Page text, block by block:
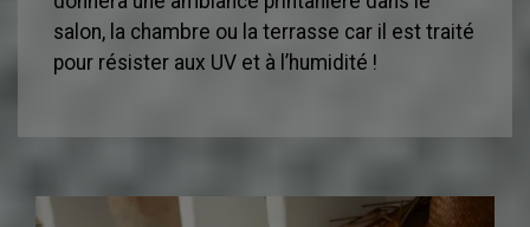
salon, la chambre ou la terrasse car il est traité
pour résister aux UV et à l’humidité !